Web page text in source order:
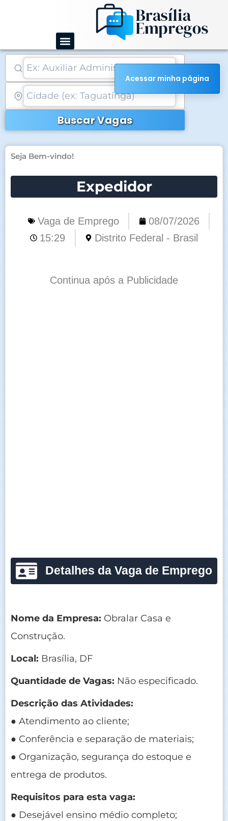
conteúdo
Buscar Vagas
Seja Bem-vindo!
Expedidor
Vaga de Emprego
08/07/2026
15:29
Distrito Federal - Brasil
Continua após a Publicidade
Detalhes da Vaga de Emprego
Nome da Empresa: Obralar Casa e
Construção.
Local: Brasília, DF
Quantidade de Vagas: Não especificado.
Descrição das Atividades:
● Atendimento ao cliente;
● Conferência e separação de materiais;
● Organização, segurança do estoque e
entrega de produtos.
Requisitos para esta vaga:
● Desejável ensino médio completo;
Acessar minha página